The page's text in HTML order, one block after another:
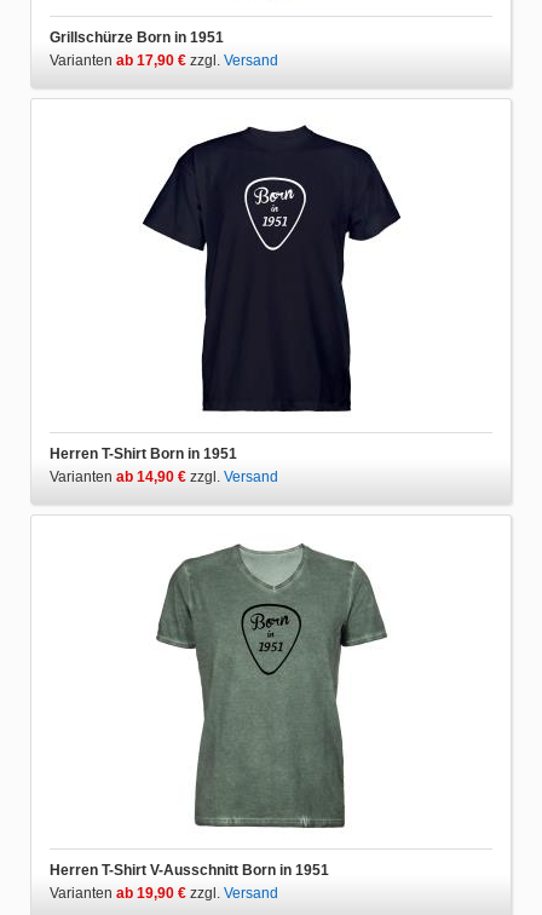
Grillschürze Born in 1951
Varianten ab 17,90 € zzgl. Versand
Herren T-Shirt Born in 1951
Varianten ab 14,90 € zzgl. Versand
Herren T-Shirt V-Ausschnitt Born in 1951
Varianten ab 19,90 € zzgl. Versand